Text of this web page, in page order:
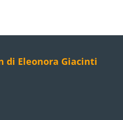
di Eleonora Giacinti